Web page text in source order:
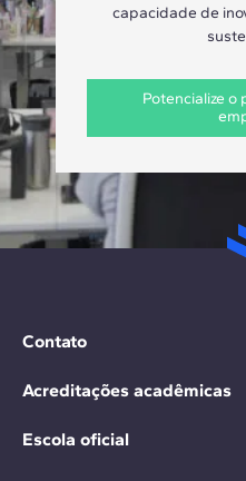
capacidade de
Potencialize o
Contato
Acreditações acadêmicas
Escola oficial